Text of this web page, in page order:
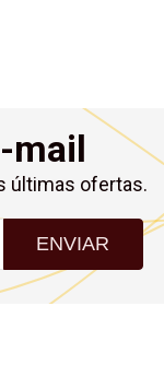
mail
últimas ofertas.
ENVIAR